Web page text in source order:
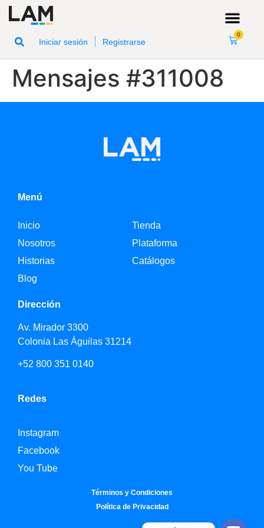
Iniciar sesión Registrarse
0
Mensajes #311008
Menú
Inicio
Nosotros
Historias
Blog
Tienda
Plataforma
Catálogos
Dirección
Av. Mirador 3300
Colonia Las Águilas 31214
+52 800 351 0140
Redes
Instagram
Facebook
You Tube
Términos y Condiciones
Política de Privacidad